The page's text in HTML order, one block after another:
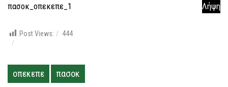
πασοκ_οπεκεπε_1 Λήψη
Post Views: 444
οπεκεπε πασοκ